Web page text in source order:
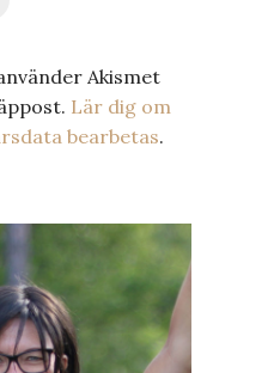
Akismet
Lär dig om
bearbetas.